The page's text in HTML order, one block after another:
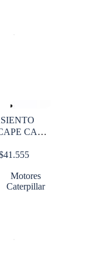
CAT
41.555
Motores
Caterpillar